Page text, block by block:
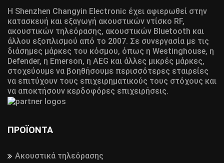
Η Shenzhen Changyin Electronic έχει αφιερωθεί στην
κατασκευή και εξαγωγή ακουστικών ντίσκο RF,
ακουστικών τηλεόρασης, ακουστικών Bluetooth και
άλλου εξοπλισμού από το 2007. Σε συνεργασία με τις
διάσημες μάρκες του κόσμου, όπως η Westinghouse, η
Defender, η Emerson, η AEG και άλλες μικρές μάρκες,
στοχεύουμε να βοηθήσουμε περισσότερες εταιρείες
να επιτύχουν τους επιχειρηματικούς τους στόχους και
να αποκτήσουν κερδοφόρες επιχειρήσεις.
ΠΡΟΪΌΝΤΑ
Ακουστικά τηλεόρασης